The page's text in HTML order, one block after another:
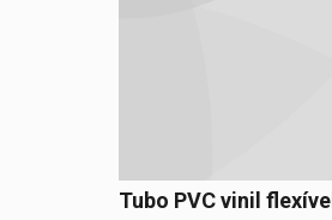
Tubo PVC vinil flexível